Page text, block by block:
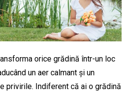
orice grădină într-un loc
un aer calmant și un
privirile. Indiferent că ai o grădină